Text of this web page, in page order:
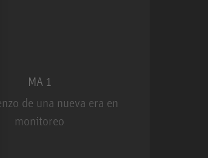
MA 1
de una nueva era en
monitoreo